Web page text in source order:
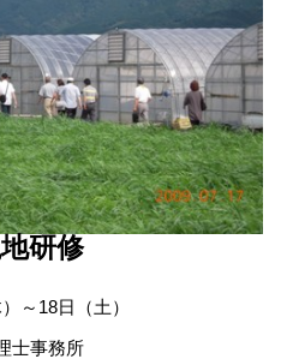
研修
～18日（土）
士事務所